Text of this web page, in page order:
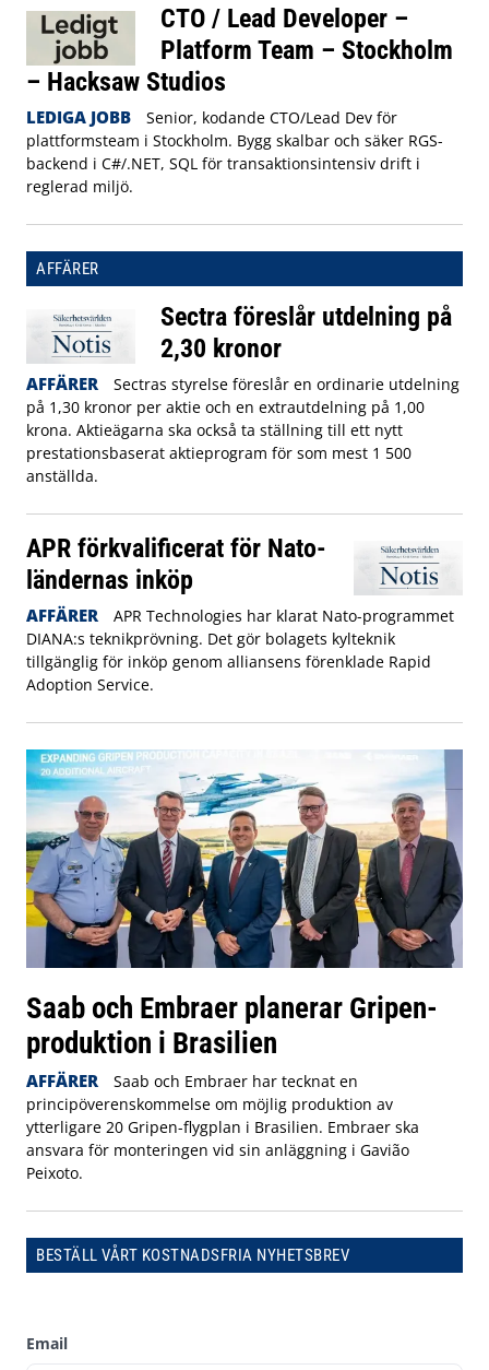
CTO / Lead Developer –
Platform Team – Stockholm
– Hacksaw Studios
LEDIGA JOBB
Senior, kodande CTO/Lead Dev för
plattformsteam i Stockholm. Bygg skalbar och säker RGS-
backend i C#/.NET, SQL för transaktionsintensiv drift i
reglerad miljö.
AFFÄRER
Sectra föreslår utdelning på
2,30 kronor
AFFÄRER
Sectras styrelse föreslår en ordinarie utdelning
på 1,30 kronor per aktie och en extrautdelning på 1,00
krona. Aktieägarna ska också ta ställning till ett nytt
prestationsbaserat aktieprogram för som mest 1 500
anställda.
APR förkvalificerat för Nato-
ländernas inköp
AFFÄRER
APR Technologies har klarat Nato-programmet
DIANA:s teknikprövning. Det gör bolagets kylteknik
tillgänglig för inköp genom alliansens förenklade Rapid
Adoption Service.
Saab och Embraer planerar Gripen-
produktion i Brasilien
AFFÄRER
Saab och Embraer har tecknat en
principöverenskommelse om möjlig produktion av
ytterligare 20 Gripen-flygplan i Brasilien. Embraer ska
ansvara för monteringen vid sin anläggning i Gavião
Peixoto.
BESTÄLL VÅRT KOSTNADSFRIA NYHETSBREV
Email